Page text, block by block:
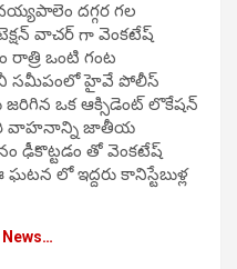
దగ్గర గల
వాచర్ గా వెంకటేష్
రాత్రి ఒంటి గంట
సమీపంలో హైవే పోలీస్
జరిగిన ఒక ఆక్సిడెంట్ లొకేషన్
వాహనాన్ని జాతీయ
ఢీకొట్టడం తో వెంకటేష్
లో ఇద్దరు కానిస్టేబుళ్ల